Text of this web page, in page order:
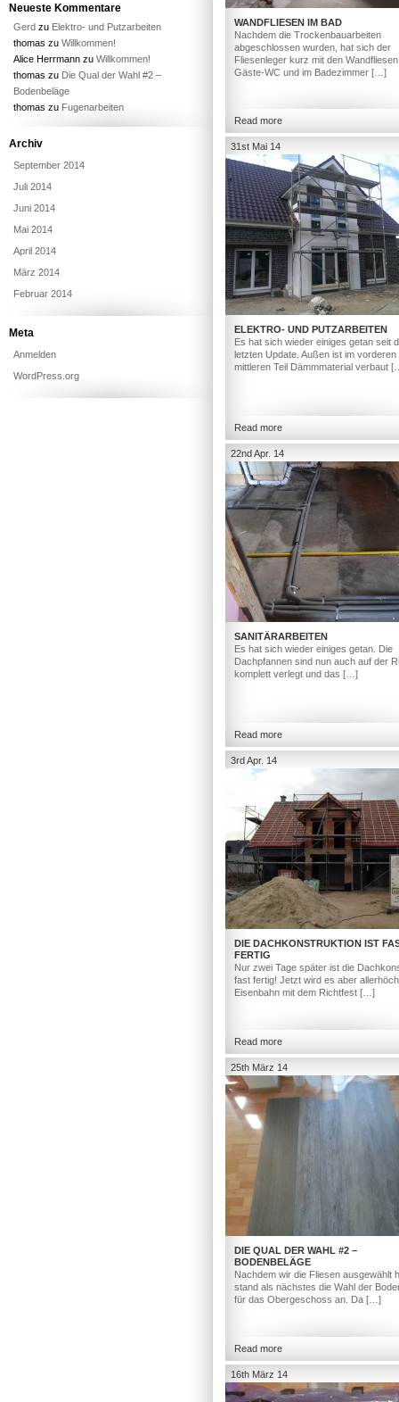
WANDFLIESEN IM BAD
Nachdem die Trockenbauarbeiten
abgeschlossen wurden, hat sich der
Fliesenleger kurz mit den
Gäste-WC und im Badezimmer […]
Read more
31st Mai 14
ELEKTRO- UND PUTZARBEITEN
Es hat sich wieder einiges getan seit
letzten Update. Außen ist im vorderen
mittleren Teil Dämmmaterial verbaut
Read more
22nd Apr. 14
SANITÄRARBEITEN
Es hat sich wieder einiges getan. Die
Dachpfannen sind nun auch auf der
komplett verlegt und das […]
Read more
3rd Apr. 14
DIE DACHKONSTRUKTION IST
FERTIG
Nur zwei Tage später ist die
fast fertig! Jetzt wird es aber
Eisenbahn mit dem Richtfest […]
Read more
25th März 14
DIE QUAL DER WAHL #2 –
BODENBELÄGE
Nachdem wir die Fliesen ausgewählt
stand als nächstes die Wahl der
für das Obergeschoss an. Da […]
Read more
16th März 14
Neueste Kommentare
Gerd zu Elektro- und Putzarbeiten
thomas zu Willkommen!
Alice Herrmann zu Willkommen!
thomas zu Die Qual der Wahl #2 –
Bodenbeläge
thomas zu Fugenarbeiten
Archiv
September 2014
Juli 2014
Juni 2014
Mai 2014
April 2014
März 2014
Februar 2014
Meta
Anmelden
WordPress.org